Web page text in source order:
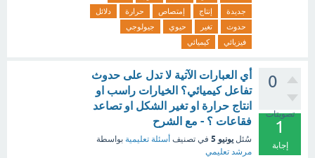
جديدة
إنتاج إمتصاص حرارة
دلائل
حدوث
تغير حيوي
جيولوجي
فيزيائي
كيميائي
0
تصويتات
1
إجابة
أي العبارات الآتية لا تدل على حدوث
تفاعل كيميائي؟ الخيارات راسب او
انتاج حرارة او تغير الشكل او تصاعد
فقاعات ؟ - مع الشرح
سُئل يونيو 5 في تصنيف أسئلة تعليمية بواسطة
مرشد تعليمي